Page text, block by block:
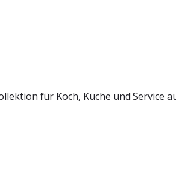
für Koch, Küche und Service